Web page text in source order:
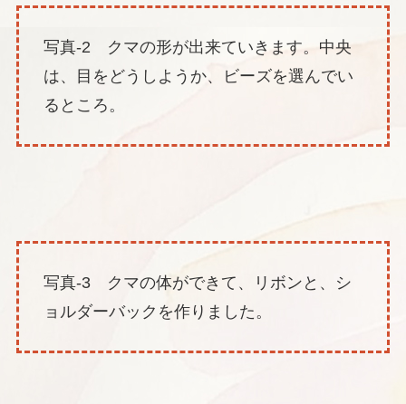
写真-2 クマの形が出来ていきます。中央
は、目をどうしようか、ビーズを選んでい
るところ。
写真-3
クマの体ができて、リボンと、シ
ョルダーバックを作りました。